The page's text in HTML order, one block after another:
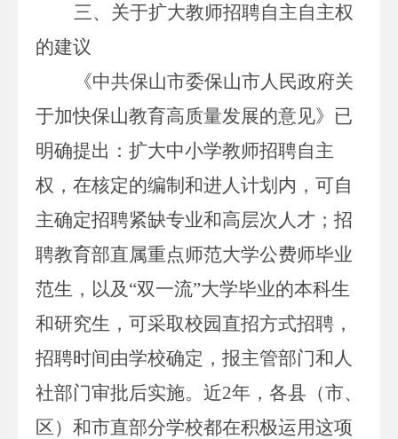
三、关于扩大教师招聘自主自主权
的建议
《中共保山市委保山市人民政府关
于加快保山教育高质量发展的意见》已
明确提出：扩大中小学教师招聘自主
权，在核定的编制和进人计划内，可自
主确定招聘紧缺专业和高层次人才；招
聘教育部直属重点师范大学公费师毕业
范生，以及 “双一流”大学毕业的本科生
和研究生，可采取校园直招方式招聘，
招聘时间由学校确定，报主管部门和人
社部门审批后实施。近2年，各县（市、
区）和市直部分学校都在积极运用这项